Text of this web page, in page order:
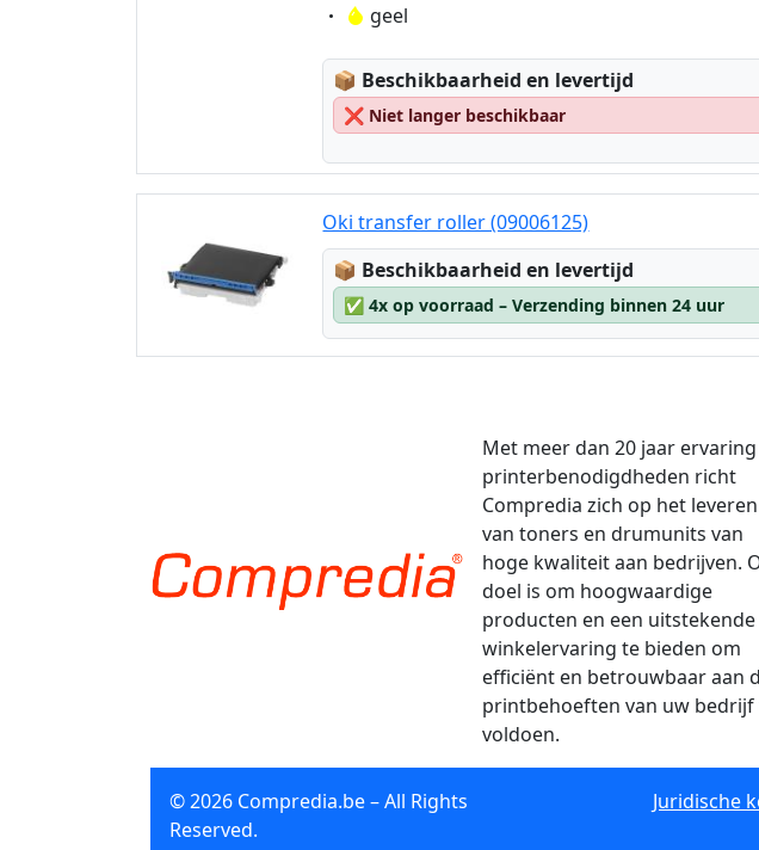
Eigenschaft:
geel
📦 Lagerstatus:
Beschikbaarheid en levertijd
❌ Niet langer beschikbaar
Oki transfer roller (09006125)
📦 Lagerstatus:
Beschikbaarheid en levertijd
✅ 4x op voorraad – Verzending binnen 24 uur
Met meer dan 20 jaar
printerbenodigdheden richt
Compredia zich op het leveren
van toners en drumunits van
hoge kwaliteit aan bedrijven.
doel is om hoogwaardige
producten en een uitstekende
winkelervaring te bieden om
efficiënt en betrouwbaar aan
printbehoeften van uw bedrijf
voldoen.
© 2026 Compredia.be – All Rights
Reserved.
Juridische